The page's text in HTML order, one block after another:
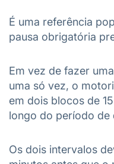
É uma referência
pausa obrigatória
Em vez de fazer
uma só vez, o
em dois blocos de
longo do período de
Os dois intervalos